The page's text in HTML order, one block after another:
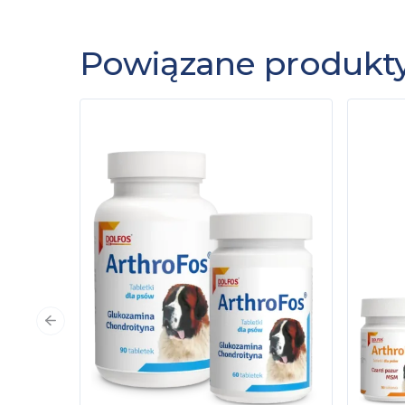
Powiązane
Poprzedni slajd